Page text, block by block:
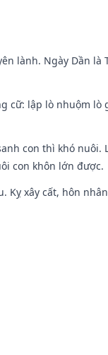
lành. Ngày Dần
cữ: lập lò nhuộm lò
con thì khó nuôi.
con khôn lớn được.
Kỵ xây cất, hôn